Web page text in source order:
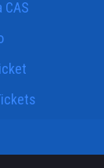
CAS